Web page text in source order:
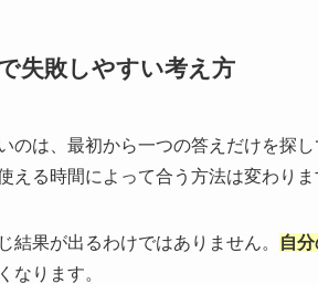
失敗しやすい考え方
のは、最初から一つの答えだけを探
る時間によって合う方法は変わりま
果が出るわけではありません。
自
なります。